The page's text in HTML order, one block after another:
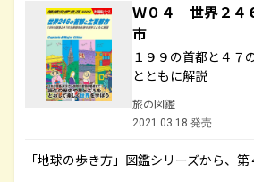
Ｗ０４ 世界２４
市
１９９の首都と４７
とともに解説
旅の図鑑
2021.03.18 発売
「地球の歩き方」図鑑シリーズから、第